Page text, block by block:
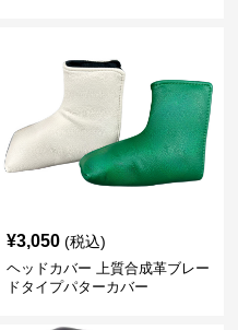
¥3,050 (税込)
ヘッドカバー 上質合成革ブレー
ドタイプパターカバー